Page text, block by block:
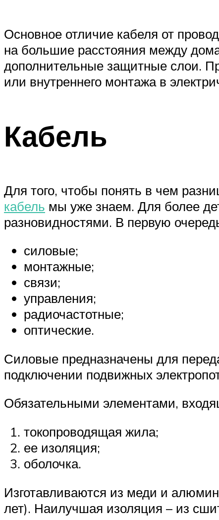
Основное отличие кабеля от
на большие расстояния между
дополнительные защитные слои.
или внутреннего монтажа в
Кабель
Для того, чтобы понять в чем
кабель мы уже знаем. Для более
разновидностями. В первую
силовые;
монтажные;
связи;
управления;
радиочастотные;
оптические.
Силовые предназначены для
подключении подвижных
Обязательными элементами,
токопроводящая жила;
ее изоляция;
оболочка.
Изготавливаются из меди и
лет). Наилучшая изоляция – из